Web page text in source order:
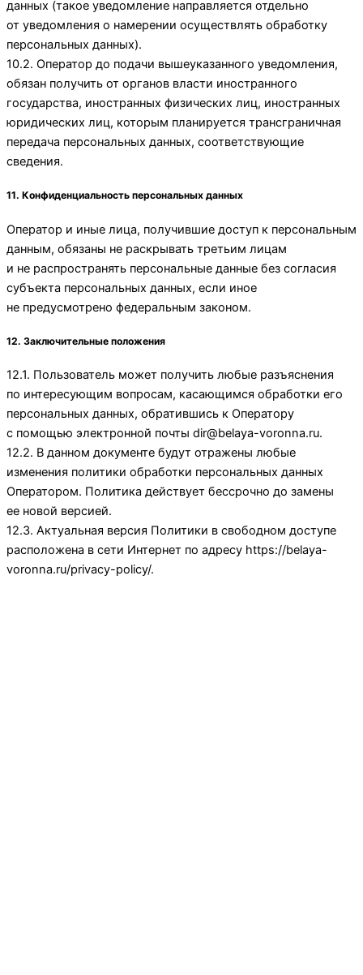
данных (такое уведомление направляется отдельно
от уведомления о намерении осуществлять обработку
персональных данных).
10.2. Оператор до подачи вышеуказанного уведомления,
обязан получить от органов власти иностранного
государства, иностранных физических лиц, иностранных
юридических лиц, которым планируется трансграничная
передача персональных данных, соответствующие
сведения.
11. Конфиденциальность персональных данных
Оператор и иные лица, получившие доступ к персональным
данным, обязаны не раскрывать третьим лицам
и не распространять персональные данные без согласия
субъекта персональных данных, если иное
не предусмотрено федеральным законом.
12. Заключительные положения
12.1. Пользователь может получить любые разъяснения
по интересующим вопросам, касающимся обработки его
персональных данных, обратившись к Оператору
с помощью электронной почты dir@belaya-voronna.ru.
12.2. В данном документе будут отражены любые
изменения политики обработки персональных данных
Оператором. Политика действует бессрочно до замены
ее новой версией.
12.3. Актуальная версия Политики в свободном доступе
расположена в сети Интернет по адресу https://belaya-
voronna.ru/privacy-policy/.